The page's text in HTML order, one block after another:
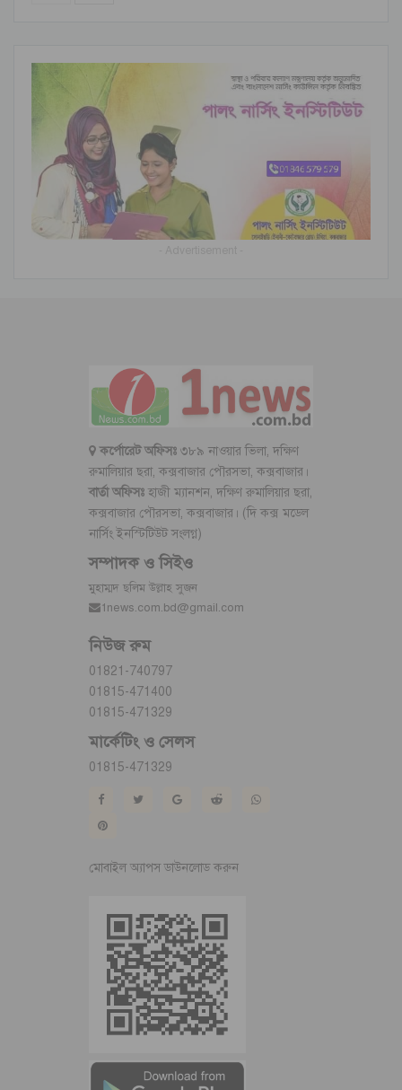
কর্পোরেট অফিসঃ৩৮৯ নাওয়ার ভিলা, দক্ষিণ
রুমালিয়ার ছরা, কক্সবাজার পৌরসভা, কক্সবাজার।
বার্তা অফিসঃ হাজী ম্যানশন, দক্ষিণ রুমালিয়ার ছরা,
কক্সবাজার পৌরসভা, কক্সবাজার। (দি কক্স মডেল
নার্সিং ইনস্টিটিউট সংলগ্ন)
সম্পাদক ও সিইও
মুহাম্মদ ছলিম উল্লাহ সুজন
1news.com.bd@gmail.com
নিউজ রুম
01821-740797
01815-471400
01815-471329
মার্কেটিং ও সেলস
01815-471329
মোবাইল অ্যাপস ডাউনলোড করুন